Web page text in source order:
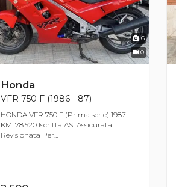
6
0
Honda
VFR 750 F (1986 - 87)
HONDA VFR 750 F (Prima serie) 1987
KM: 78.520 Iscritta ASI Assicurata
Revisionata Per...